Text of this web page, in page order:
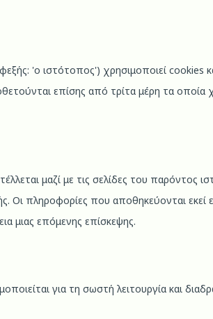
'ο ιστότοπος') χρησιμοποιεί cookies
επίσης από τρίτα μέρη τα
μαζί με τις σελίδες του
Οι πληροφορίες που αποθηκεύονται
μιας επόμενης επίσκεψης.
για τη σωστή λειτουργία και